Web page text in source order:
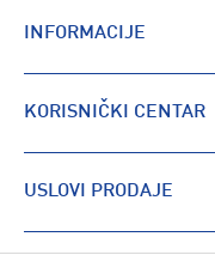
INFORMACIJE
KORISNIČKI CENTAR
USLOVI PRODAJE